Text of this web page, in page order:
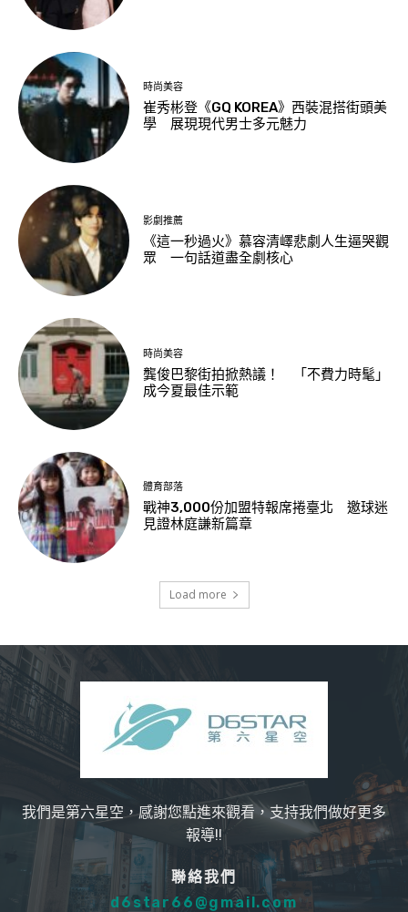
時尚美容
崔秀彬登《GQ KOREA》西裝混搭街頭美
學 展現現代男士多元魅力
影劇推薦
《這一秒過火》慕容清嶧悲劇人生逼哭觀
眾 一句話道盡全劇核心
時尚美容
龔俊巴黎街拍掀熱議！ 「不費力時髦」
成今夏最佳示範
體育部落
戰神3,000份加盟特報席捲臺北 邀球迷
見證林庭謙新篇章
Load more
我們是第六星空，感謝您點進來觀看，支持我們做好更多
報導!!
聯絡我們
d6star66@gmail.com